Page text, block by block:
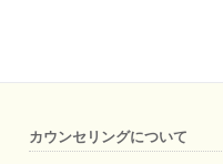
カウンセリングについて